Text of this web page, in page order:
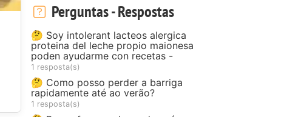
Perguntas - Respostas
🤔 Soy intolerant lacteos alergica
proteina del leche propio maionesa
poden ayudarme con recetas -
1 resposta(s)
🤔 Como posso perder a barriga
rapidamente até ao verão?
1 resposta(s)